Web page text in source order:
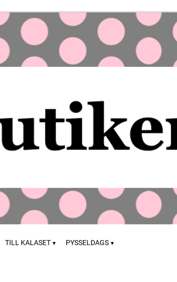
TILL KALASET PYSSELDAGS